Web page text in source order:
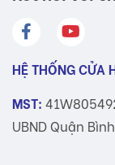
HỆ THỐNG CỬA
MST:
UBND Quận